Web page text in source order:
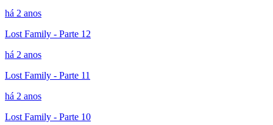
há 2 anos
Lost Family - Parte 12
há 2 anos
Lost Family - Parte 11
há 2 anos
Lost Family - Parte 10